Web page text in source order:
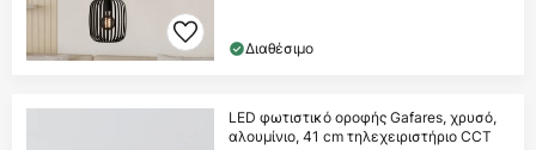
Διαθέσιμο
LED φωτιστικό οροφής Gafares, χρυσό,
αλουμίνιο, 41 cm τηλεχειριστήριο CCT